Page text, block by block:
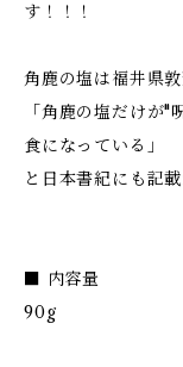
す！！！
角鹿の塩は福井県
「角鹿の塩だけが
食になっている」
と日本書紀にも記
■ 内容量
90g